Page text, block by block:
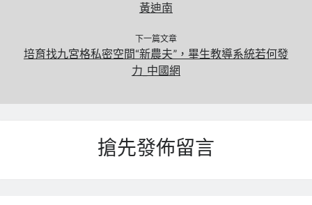
黃迪南
下一篇文章
培育找九宮格私密空間“新農夫”，畢生教導系統若何發
力_中國網
搶先發佈留言